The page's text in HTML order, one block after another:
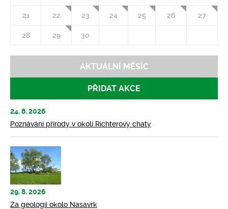
21 22 23 24 25 26 27
28 29 30
AKTUÁLNÍ MĚSÍC
PŘIDAT AKCE
24. 8. 2026
Poznávání přírody v okolí Richterovy chaty
29. 8. 2026
Za geologií okolo Nasavrk